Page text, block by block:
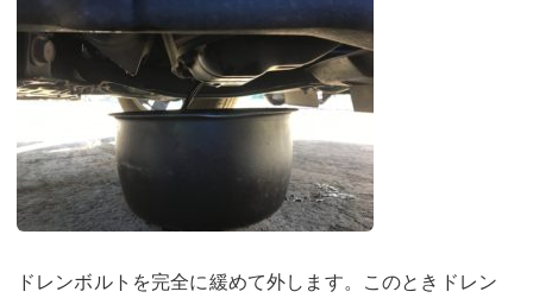
ドレンボルトを完全に緩めて外します。このときドレン